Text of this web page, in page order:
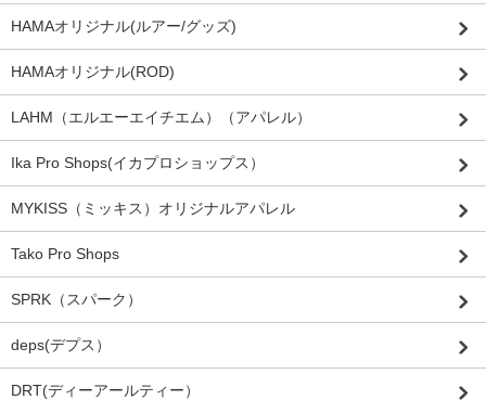
HAMAオリジナル(ルアー/グッズ)
HAMAオリジナル(ROD)
LAHM（エルエーエイチエム）（アパレル）
Ika Pro Shops(イカプロショップス）
MYKISS（ミッキス）オリジナルアパレル
Tako Pro Shops
SPRK（スパーク）
deps(デプス）
DRT(ディーアールティー）